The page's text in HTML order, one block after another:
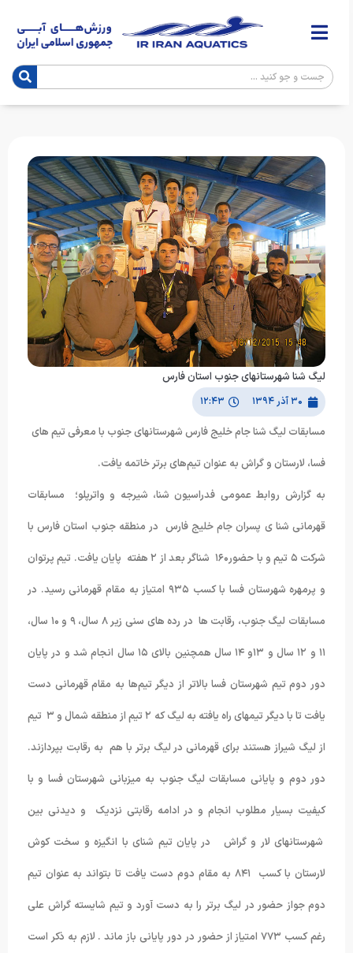
لیگ شنا شهرستان‎های جنوب استان فارس
۳۰ آذر ۱۳۹۴ ۱۲:۴۳
مسابقات لیگ شنا جام خلیج فارس شهرستانهای جنوب با معرفی تیم های
فسا، لارستان و گراش به عنوان تیم‌های برتر خاتمه یافت.
به گزارش روابط عمومی فدراسیون شنا، شیرجه و واترپلو؛ مسابقات
قهرمانی شنا ی پسران جام خلیج فارس در منطقه جنوب استان فارس با
شرکت ۵ تیم و با حضور۱۶۰ شناگر بعد از ۲ هفته پایان یافت. تیم پرتوان
و پرمهره شهرستان فسا با کسب ۹۳۵ امتیاز به مقام قهرمانی رسید. در
مسابقات لیگ جنوب، رقابت ها در رده های سنی زیر ۸ سال، ۹ و ۱۰ سال،
۱۱ و ۱۲ سال و ۱۳و ۱۴ سال همچنین بالای ۱۵ سال انجام شد و در پایان
دور دوم تیم شهرستان فسا بالاتر از دیگر تیم‌ها به مقام قهرمانی دست
یافت تا با دیگر تیمهای راه یافته به لیگ که ۲ تیم از منطقه شمال و ۳ تیم
از لیگ شیراز هستند برای قهرمانی در لیگ برتر با هم به رقابت بپردازند.
دور دوم و پایانی مسابقات لیگ جنوب به میزبانی شهرستان فسا و با
کیفیت بسیار مطلوب انجام و در ادامه رقابتی نزدیک و دیدنی بین
شهرستانهای لار و گراش در پایان تیم شنای با انگیزه و سخت کوش
لارستان با کسب ۸۴۱ به مقام دوم دست یافت تا بتواند به عنوان تیم
دوم جواز حضور در لیگ برتر را به دست آورد و تیم شایسته گراش علی
رغم کسب ۷۷۳ امتیاز از حضور در دور پایانی باز ماند . لازم به ذکر است